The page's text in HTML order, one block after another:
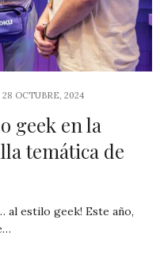
28 OCTUBRE, 2024
geek en la
temática de
al estilo geek! Este año,